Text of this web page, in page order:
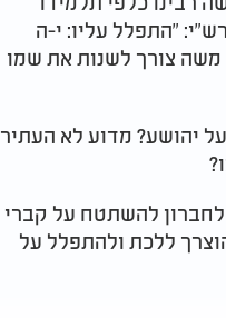
"התפלל עליו: י-ה
משה צורך לשנות את שמו
יהושע? מדוע לא העתיר
להשתטח על קברי
ללכת ולהתפלל על